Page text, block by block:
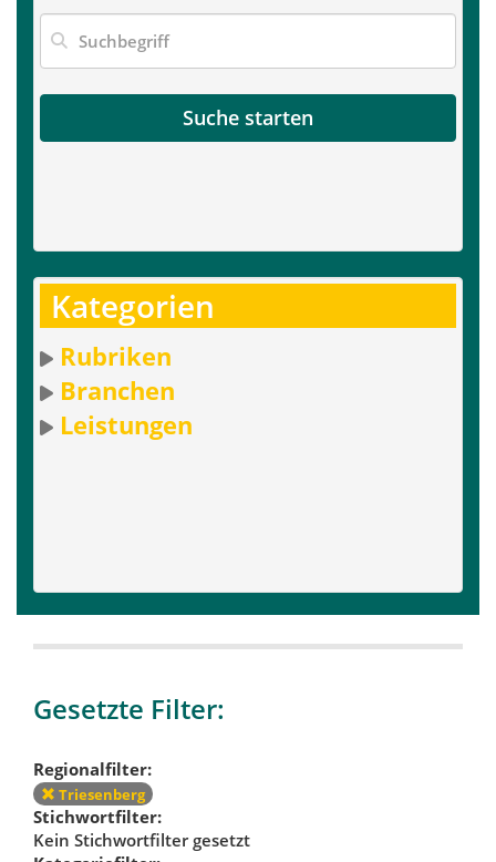
Suche starten
Kategorien
Rubriken
Branchen
Leistungen
Gesetzte Filter:
Regionalfilter:
Triesenberg
Stichwortfilter:
Kein Stichwortfilter gesetzt